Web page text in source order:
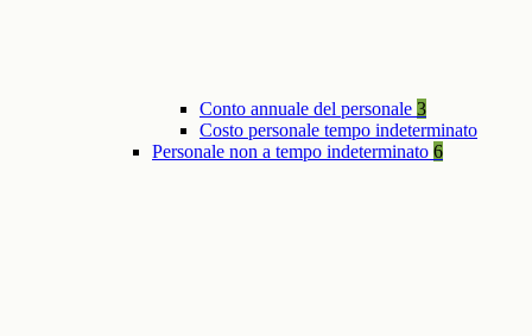
Conto annuale del personale 3
Costo personale tempo indeterminato
Personale non a tempo indeterminato 6